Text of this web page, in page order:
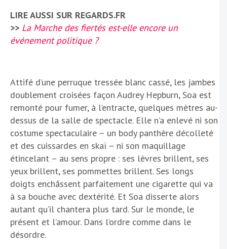
LIRE AUSSI SUR REGARDS.FR
>> La Marche des fiertés est-elle encore un
événement politique ?
Attifé d’une perruque tressée blanc cassé, les jambes
doublement croisées façon Audrey Hepburn, Soa est
remonté pour fumer, à l’entracte, quelques mètres au-
dessus de la salle de spectacle. Elle n’a enlevé ni son
costume spectaculaire – un body panthère décolleté
et des cuissardes en skaï – ni son maquillage
étincelant – au sens propre : ses lèvres brillent, ses
yeux brillent, ses pommettes brillent. Ses longs
doigts enchâssent parfaitement une cigarette qui va
à sa bouche avec dextérité. Et Soa disserte alors
autant qu’il chantera plus tard. Sur le monde, le
présent et l’amour. Dans l’ordre comme dans le
désordre.